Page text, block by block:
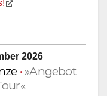
2026
• »Angebot